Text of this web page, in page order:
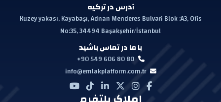
آدرس در ترکیه
Kuzey yakası, Kayabaşı, Adnan Menderes Bulvari Blok :A3, Ofis
No:35, 34494 Başakşehir/İstanbul
با ما در تماس باشید
+90 549 606 80 80
info@emlakplatform.com.tr